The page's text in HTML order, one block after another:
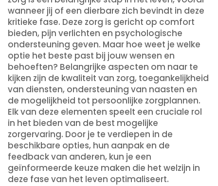
wanneer jij of een dierbare zich bevindt in deze
kritieke fase. Deze zorg is gericht op comfort
bieden, pijn verlichten en psychologische
ondersteuning geven. Maar hoe weet je welke
optie het beste past bij jouw wensen en
behoeften? Belangrijke aspecten om naar te
kijken zijn de kwaliteit van zorg, toegankelijkheid
van diensten, ondersteuning van naasten en
de mogelijkheid tot persoonlijke zorgplannen.
Elk van deze elementen speelt een cruciale rol
in het bieden van de best mogelijke
zorgervaring. Door je te verdiepen in de
beschikbare opties, hun aanpak en de
feedback van anderen, kun je een
geïnformeerde keuze maken die het welzijn in
deze fase van het leven optimaliseert.